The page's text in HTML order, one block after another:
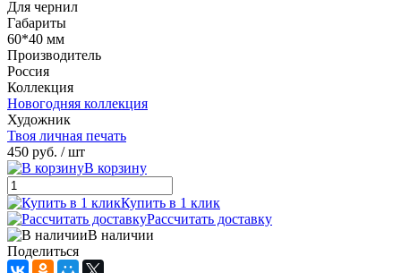
Для чернил
Габариты
60*40 мм
Производитель
Россия
Коллекция
Новогодняя коллекция
Художник
Твоя личная печать
450 руб. / шт
В корзину
Купить в 1 клик
Рассчитать доставку
В наличии
Поделиться